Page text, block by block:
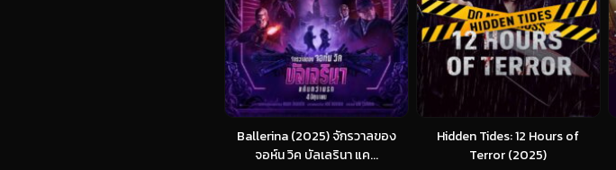
Ballerina (2025) จักรวาลของ
จอห์น วิค บัลเลรินา แค...
Hidden Tides: 12 Hours of
Terror (2025)